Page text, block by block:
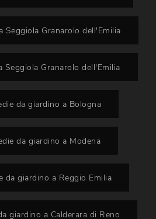
Seggiola Granarolo dell'Emilia
Seggiola Granarolo dell'Emilia
da giardino a Bologna
da giardino a Modena
da giardino a Reggio Emilia
giardino a Calderara di Reno